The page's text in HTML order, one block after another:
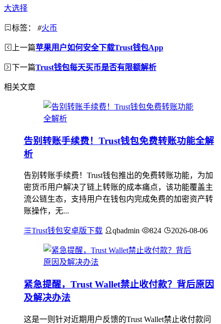
大选择
标签： #火币
上一篇苹果用户如何安全下载Trust钱包App
下一篇Trust钱包每天买币是否有限额解析
相关文章
告别转账手续费！Trust钱包免费转账功能全解
析
告别转账手续费！Trust钱包推出的免费转账功能，为加
密货币用户解决了链上转账的成本痛点，该功能覆盖主
流公链生态，支持用户在钱包内完成免费的加密资产转
账操作，无...
Trust钱包安卓版下载 qbadmin 824 2026-08-06
紧急提醒，Trust Wallet禁止收付款？背后原因
及解决办法
这是一则针对近期用户反馈的Trust Wallet禁止收付款问